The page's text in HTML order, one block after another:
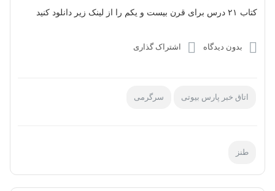
کتاب ۲۱ درس برای قرن بیست و یکم را از لینک زیر دانلود کنید
بدون دیدگاه اشتراک گذاری
اتاق خبر پارس بیوتی سرگرمی
طنز